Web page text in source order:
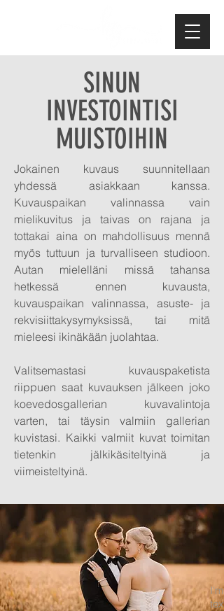
SINUN
INVESTOINTISI
MUISTOIHIN
Jokainen kuvaus suunnitellaan
yhdessä asiakkaan kanssa.
Kuvauspaikan valinnassa vain
mielikuvitus ja taivas on rajana ja
tottakai aina on mahdollisuus mennä
myös tuttuun ja turvalliseen studioon.
Autan mielelläni missä tahansa
hetkessä ennen kuvausta,
kuvauspaikan valinnassa, asuste- ja
rekvisiittakysymyksissä, tai mitä
mieleesi ikinäkään juolahtaa.
Valitsemastasi kuvauspaketista
riippuen saat kuvauksen jälkeen joko
koevedosgallerian kuvavalintoja
varten, tai täysin valmiin gallerian
kuvistasi. Kaikki valmiit kuvat toimitan
tietenkin jälkikäsiteltyinä ja
viimeisteltyinä.